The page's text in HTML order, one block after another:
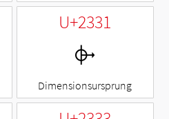
U+2331
⌱
Dimensionsursprung